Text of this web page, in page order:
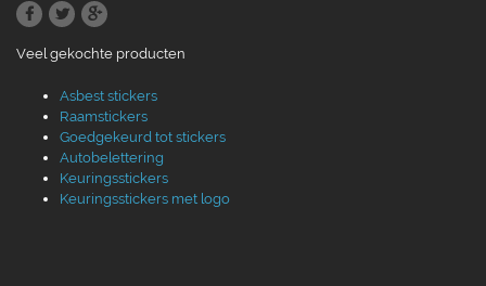
Veel gekochte producten
Asbest stickers
Raamstickers
Goedgekeurd tot stickers
Autobelettering
Keuringsstickers
Keuringsstickers met logo